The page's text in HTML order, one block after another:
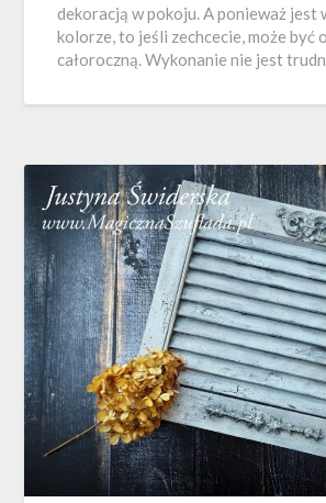
dekoracją w pokoju. A ponieważ jest
kolorze, to jeśli zechcecie, może być
całoroczną. Wykonanie nie jest